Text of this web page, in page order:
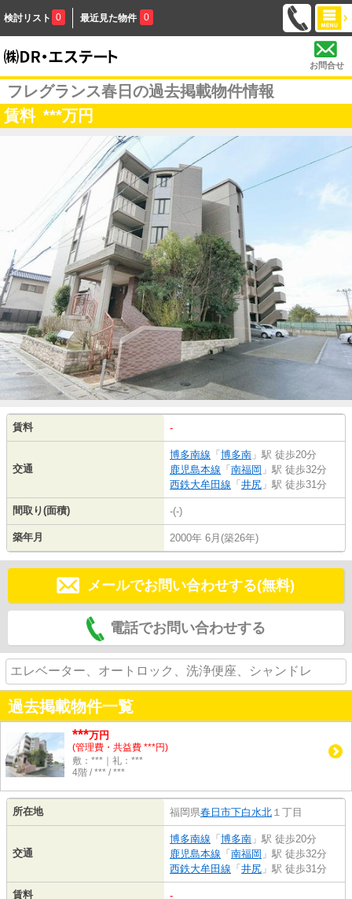
検討リスト 0 最近見た物件 0
お問合せ
フレグランス春日の過去掲載物件情報
賃料 ***万円
賃料 -
交通
博多南線 「 博多南 」駅 徒歩20分
鹿児島本線 「 南福岡 」駅 徒歩32分
西鉄大牟田線 「 井尻 」駅 徒歩31分
間取り(面積) -(-)
築年月 2000年 6月(築26年)
メールでお問い合わせする(無料)
電話でお問い合わせする
エレベーター、オートロック、洗浄便座、シャンドレ
過去掲載物件一覧
***万円
(管理費・共益費 ***円)
敷：***｜礼：***
4階 / *** / ***
所在地 福岡県春日市下白水北 １丁目
交通
博多南線 「 博多南 」駅 徒歩20分
鹿児島本線 「 南福岡 」駅 徒歩32分
西鉄大牟田線 「 井尻 」駅 徒歩31分
賃料 -